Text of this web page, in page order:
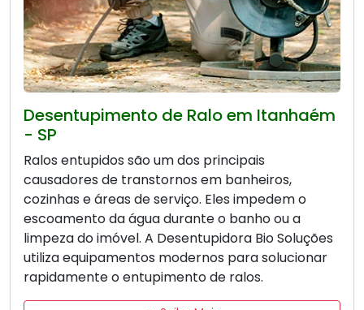
Desentupimento de Ralo em Itanhaém
- SP
Ralos entupidos são um dos principais
causadores de transtornos em banheiros,
cozinhas e áreas de serviço. Eles impedem o
escoamento da água durante o banho ou a
limpeza do imóvel. A Desentupidora Bio Soluções
utiliza equipamentos modernos para solucionar
rapidamente o entupimento de ralos.